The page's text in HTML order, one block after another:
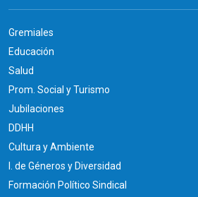
Gremiales
Educación
Salud
Prom. Social y Turismo
Jubilaciones
DDHH
Cultura y Ambiente
I. de Géneros y Diversidad
Formación Político Sindical